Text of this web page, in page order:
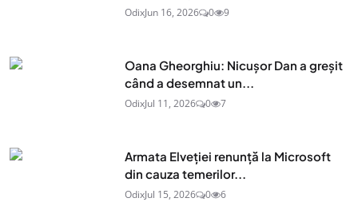
OdixJun 16, 2026 0 9
Oana Gheorghiu: Nicușor Dan a greșit
când a desemnat un...
OdixJul 11, 2026 0 7
Armata Elveției renunță la Microsoft
din cauza temerilor...
OdixJul 15, 2026 0 6